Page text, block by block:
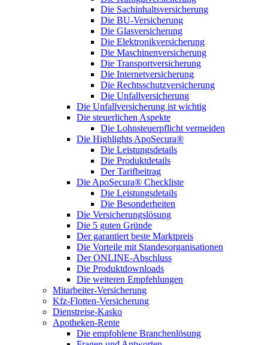
Die Sachinhaltsversicherung
Die BU-Versicherung
Die Glasversicherung
Die Elektronikversicherung
Die Maschinenversicherung
Die Transportversicherung
Die Internetversicherung
Die Rechtsschutzversicherung
Die Unfallversicherung
Die Unfallversicherung ist wichtig
Die steuerlichen Aspekte
Die Lohnsteuerpflicht vermeiden
Die Highlights ApoSecura®
Die Leistungsdetails
Die Produktdetails
Der Tarifbeitrag
Die ApoSecura® Checkliste
Die Leistungsdetails
Die Besonderheiten
Die Versicherungslösung
Die 5 guten Gründe
Der garantiert beste Marktpreis
Die Vorteile mit Standesorganisationen
Der ONLINE-Abschluss
Die Produktdownloads
Die weiteren Empfehlungen
Mitarbeiter-Versicherung
Kfz-Flotten-Versicherung
Dienstreise-Kasko
Apotheken-Rente
Die empfohlene Branchenlösung